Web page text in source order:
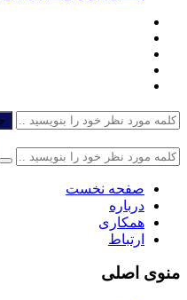
صفحه نخست
درباره
همکاری
ارتباط
منوی اصلی